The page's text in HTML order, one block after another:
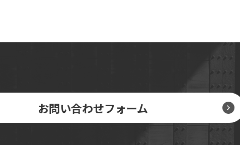
お問い合わせフォーム